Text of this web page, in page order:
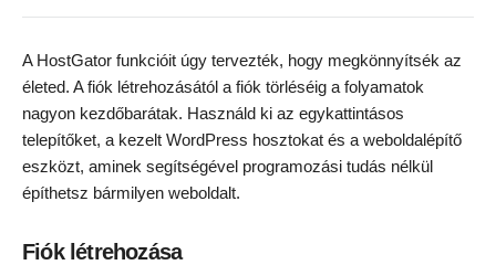
A HostGator funkcióit úgy tervezték, hogy megkönnyítsék az
életed. A fiók létrehozásától a fiók törléséig a folyamatok
nagyon kezdőbarátak. Használd ki az egykattintásos
telepítőket, a kezelt WordPress hosztokat és a weboldalépítő
eszközt, aminek segítségével programozási tudás nélkül
építhetsz bármilyen weboldalt.
Fiók létrehozása